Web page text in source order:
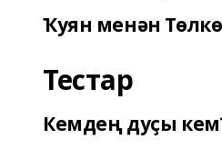
Ҡуян менән Төлкө
Тестар
Кемдең дуҫы